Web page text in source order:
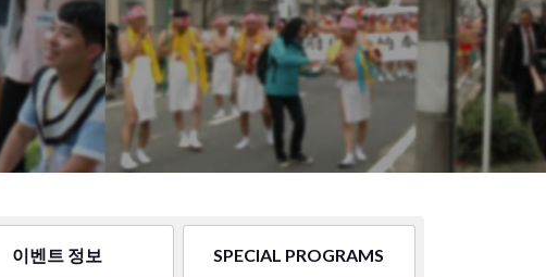
이벤트 정보 SPECIAL PROGRAMS